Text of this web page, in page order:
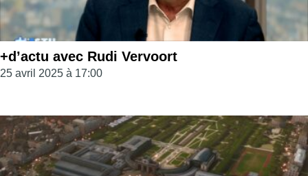
+d’actu avec Rudi Vervoort
25 avril 2025 à 17:00